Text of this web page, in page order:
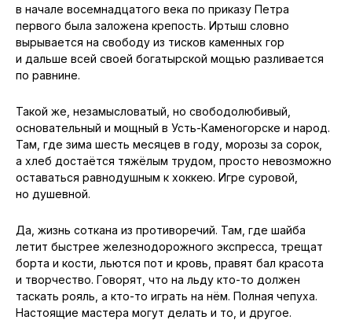
в начале восемнадцатого века по приказу Петра
первого была заложена крепость. Иртыш словно
вырывается на свободу из тисков каменных гор
и дальше всей своей богатырской мощью разливается
по равнине.
Такой же, незамысловатый, но свободолюбивый,
основательный и мощный в Усть-Каменогорске и народ.
Там, где зима шесть месяцев в году, морозы за сорок,
а хлеб достаётся тяжёлым трудом, просто невозможно
оставаться равнодушным к хоккею. Игре суровой,
но душевной.
Да, жизнь соткана из противоречий. Там, где шайба
летит быстрее железнодорожного экспресса, трещат
борта и кости, льются пот и кровь, правят бал красота
и творчество. Говорят, что на льду кто-то должен
таскать рояль, а кто-то играть на нём. Полная чепуха.
Настоящие мастера могут делать и то, и другое.